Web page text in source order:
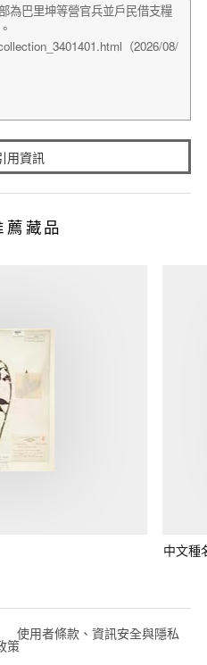
用資訊
薦藏品
中文種
使用者條款、資訊安全與隱私
策